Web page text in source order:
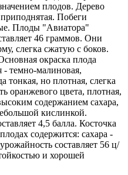
плодов. Дерево
Побеги
Плоды "Авиатора"
46 граммов. Они
слегка сжатую с боков.
окраска плода
- темно-малиновая,
но плотная, слегка
оранжевого цвета, плотная,
содержанием сахара,
кислинкой.
4,5 балла. Косточка
содержится: сахара -
составляет 56 ц/
и хорошей